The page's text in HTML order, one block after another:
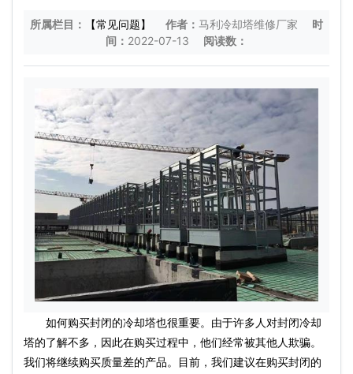
所属栏目： 【常见问题】 作者： 马利冷却塔维修厂家
时
间： 2022-07-13 阅读数：
如何购买封闭的冷却塔也很重要。由于许多人对封闭冷却
塔的了解不多，因此在购买过程中，他们经常被其他人欺骗。
我们将继续购买质量差的产品。目前，我们建议在购买封闭的